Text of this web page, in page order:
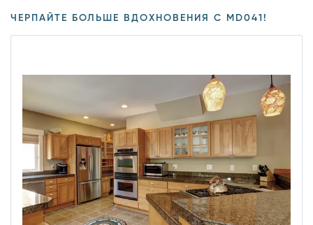
ЧЕРПАЙТЕ БОЛЬШЕ ВДОХНОВЕНИЯ С MD041!